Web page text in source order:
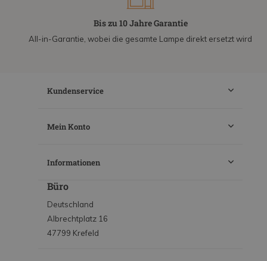
Bis zu 10 Jahre Garantie
All-in-Garantie, wobei die gesamte Lampe direkt ersetzt wird
Kundenservice
Mein Konto
Informationen
Büro
Deutschland
Albrechtplatz 16
47799 Krefeld